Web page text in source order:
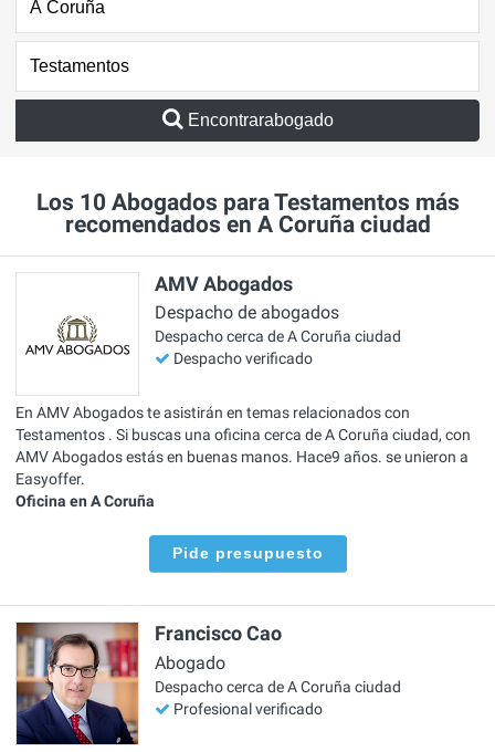
Encontrarabogado
Los 10 Abogados para Testamentos más
recomendados en A Coruña ciudad
AMV Abogados
Despacho de abogados
Despacho cerca de A Coruña ciudad
Despacho verificado
En AMV Abogados te asistirán en temas relacionados con
Testamentos . Si buscas una oficina cerca de A Coruña ciudad, con
AMV Abogados estás en buenas manos. Hace9 años. se unieron a
Easyoffer.
Oficina en A Coruña
Pide presupuesto
Francisco Cao
Abogado
Despacho cerca de A Coruña ciudad
Profesional verificado